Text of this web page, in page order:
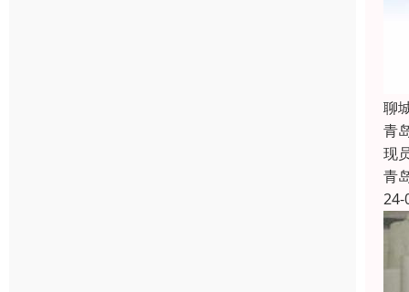
聊
青
现
青
24-